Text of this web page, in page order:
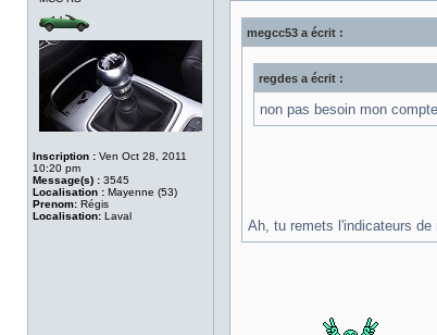
Inscription : Ven Oct 28, 2011
10:20 pm
Message(s) : 3545
Localisation : Mayenne (53)
Prenom: Régis
Localisation: Laval
megcc53 a écrit :
regdes a écrit :
non pas besoin mon
Ah, tu remets l'indicateurs de